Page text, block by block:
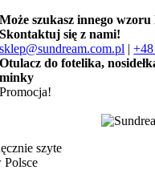
Może szukasz innego
Skontaktuj się z nami!
sklep@sundream.com.pl |
Otulacz do fotelika,
minky
Promocja!
szyte
Polsce